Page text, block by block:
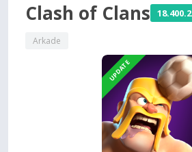
Clash of Clans 18.400.2
Arkade
UPDATE